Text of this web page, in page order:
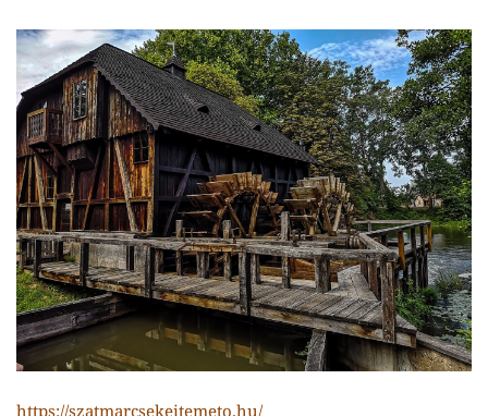
https://szatmarcsekeitemeto.hu/